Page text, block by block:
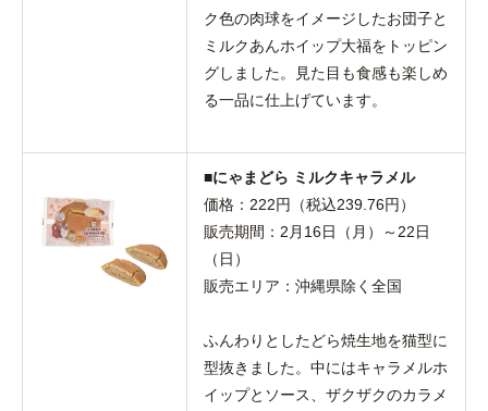
ク色の肉球をイメージしたお団子と
ミルクあんホイップ大福をトッピン
グしました。見た目も食感も楽しめ
る一品に仕上げています。
■にゃまどら ミルクキャラメル
価格：222円（税込239.76円）
販売期間：2月16日（月）～22日
（日）
販売エリア：沖縄県除く全国
ふんわりとしたどら焼生地を猫型に
型抜きました。中にはキャラメルホ
イップとソース、ザクザクのカラメ